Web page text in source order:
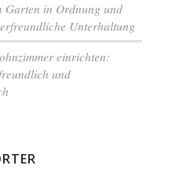
Garten in Ordnung und
Unterhaltung
einrichten:
und